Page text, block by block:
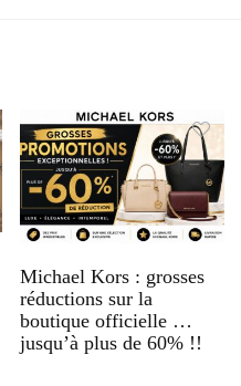
Michael Kors : grosses
réductions sur la
boutique officielle …
jusqu’à plus de 60% !!